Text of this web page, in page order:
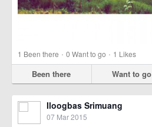
1 Been there · 0 Want to go · 1 Likes
Been there Want to go
Iloogbas Srimuang
07 Mar 2015